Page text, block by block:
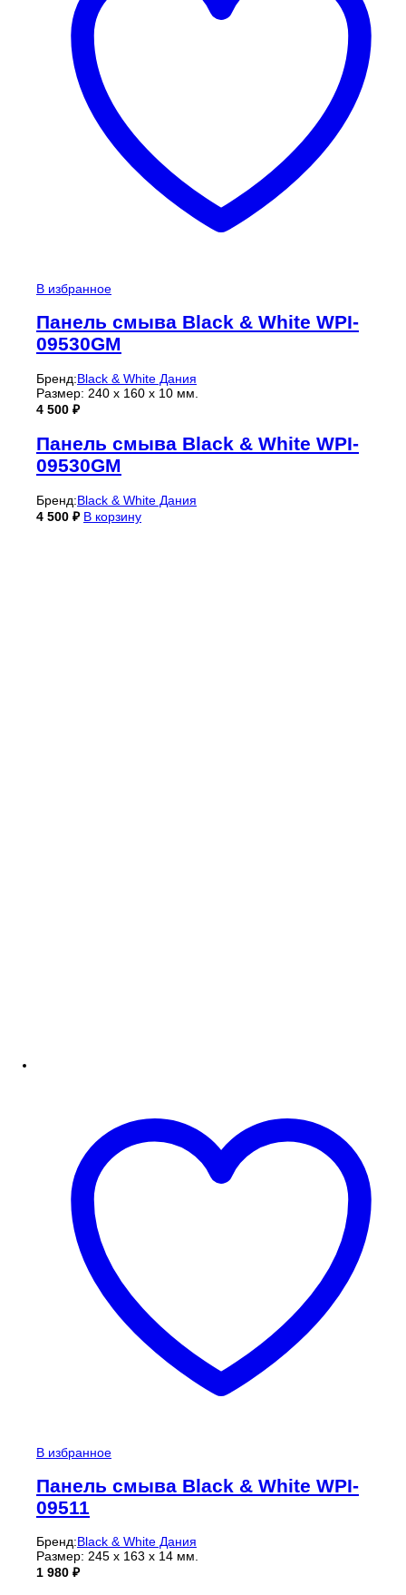
В избранное
Панель смыва Black & White WPI-
09530GM
Бренд:Black & White Дания
Размер: 240 х 160 х 10 мм.
4 500 ₽
Панель смыва Black & White WPI-
09530GM
Бренд:Black & White Дания
4 500 ₽ В корзину
В избранное
Панель смыва Black & White WPI-
09511
Бренд:Black & White Дания
Размер: 245 х 163 х 14 мм.
1 980 ₽